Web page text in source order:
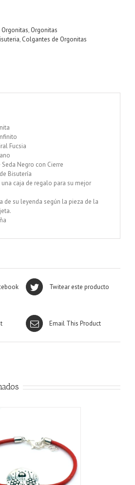
, Orgonitas
, Colgantes de Orgonitas
Fucsia
Negro con Cierre
Bisutería
una caja de regalo para su mejor
de su leyenda según la pieza de la
Twitear este producto
Email This Product